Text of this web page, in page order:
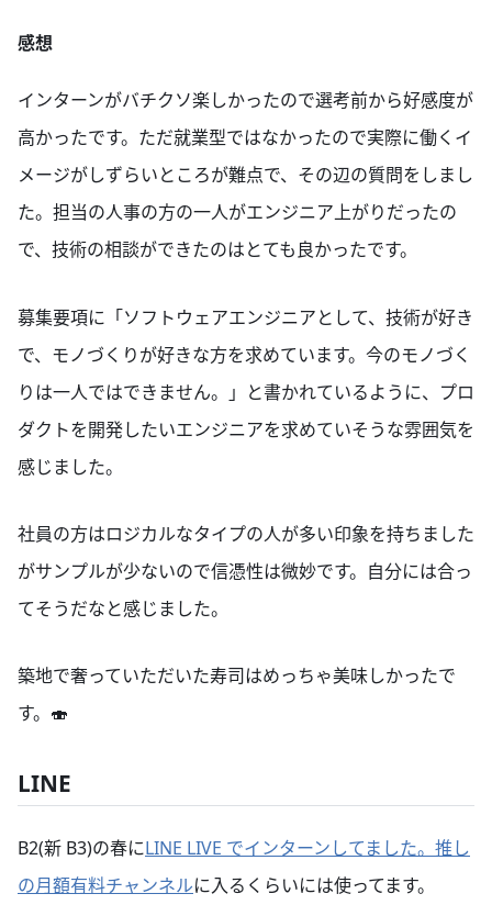
感想
インターンがバチクソ楽しかったので選考前から好感度が
高かったです。ただ就業型ではなかったので実際に働くイ
メージがしずらいところが難点で、その辺の質問をしまし
た。担当の人事の方の一人がエンジニア上がりだったの
で、技術の相談ができたのはとても良かったです。
募集要項に「ソフトウェアエンジニアとして、技術が好き
で、モノづくりが好きな方を求めています。今のモノづく
りは一人ではできません。」と書かれているように、プロ
ダクトを開発したいエンジニアを求めていそうな雰囲気を
感じました。
社員の方はロジカルなタイプの人が多い印象を持ちました
がサンプルが少ないので信憑性は微妙です。自分には合っ
てそうだなと感じました。
築地で奢っていただいた寿司はめっちゃ美味しかったで
す。🍣
LINE
B2(新 B3)の春にLINE LIVE でインターンしてました。 推し
の月額有料チャンネルに入るくらいには使ってます。